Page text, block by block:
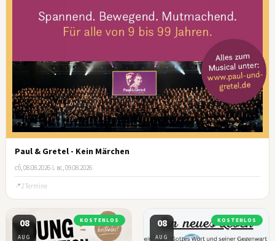
Paul & Gretel - Kein Märchen
сб, 08.08.2026& вс, 09.08.2026
2 Termine
08
AUG
KOSTENLOS 08
AUG
KOSTENLOS